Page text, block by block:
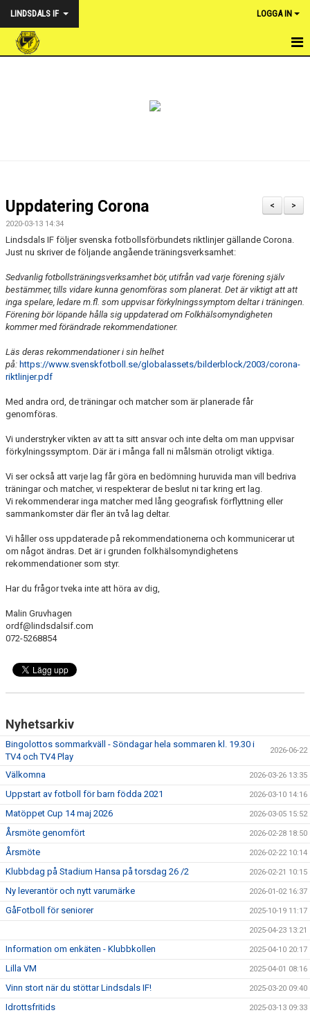
LINDSDALS IF LOGGA IN
DOKUMENT & POLICY
WEBSHOP LINDSDALS IF
FOTBOLLSUTVECKLARE
BOKA KLUBBLOKALEN
>
<
Uppdatering Corona
2020-03-13 14:34
Lindsdals IF följer svenska fotbollsförbundets riktlinjer gällande Corona.
Just nu skriver de följande angående träningsverksamhet:
Sedvanlig fotbollsträningsverksamhet bör, utifrån vad varje förening själv
bestämmer, tills vidare kunna genomföras som planerat. Det är viktigt att att
inga spelare, ledare m.fl. som uppvisar förkylningssymptom deltar i träningen.
Förening bör löpande hålla sig uppdaterad om Folkhälsomyndigheten
kommer med förändrade rekommendationer.
Läs deras rekommendationer i sin helhet
på: https://www.svenskfotboll.se/globalassets/bilderblock/2003/corona-
riktlinjer.pdf
Med andra ord, de träningar och matcher som är planerade får
genomföras.
Vi understryker vikten av att ta sitt ansvar och inte delta om man uppvisar
förkylningssymptom. Där är i många fall ni målsmän otroligt viktiga.
Vi ser också att varje lag får göra en bedömning huruvida man vill bedriva
träningar och matcher, vi respekterar de beslut ni tar kring ert lag.
Vi rekommenderar inga matcher med lång geografisk förflyttning eller
sammankomster där fler än två lag deltar.
Vi håller oss uppdaterade på rekommendationerna och kommunicerar ut
om något ändras. Det är i grunden folkhälsomyndighetens
rekommendationer som styr.
Har du frågor tveka inte att höra av dig,
Malin Gruvhagen
ordf@lindsdalsif.com
072-5268854
Nyhetsarkiv
Bingolottos sommarkväll - Söndagar hela sommaren kl. 19.30 i
TV4 och TV4 Play
2026-06-22
Välkomna 2026-03-26 13:35
Uppstart av fotboll för barn födda 2021 2026-03-10 14:16
Matöppet Cup 14 maj 2026 2026-03-05 15:52
Årsmöte genomfört 2026-02-28 18:50
Årsmöte 2026-02-22 10:14
Klubbdag på Stadium Hansa på torsdag 26 /2 2026-02-21 10:15
Ny leverantör och nytt varumärke 2026-01-02 16:37
GåFotboll för seniorer 2025-10-19 11:17
2025-04-23 13:21
Information om enkäten - Klubbkollen 2025-04-10 20:17
Lilla VM 2025-04-01 08:16
Vinn stort när du stöttar Lindsdals IF! 2025-03-20 09:40
Idrottsfritids 2025-03-13 09:33